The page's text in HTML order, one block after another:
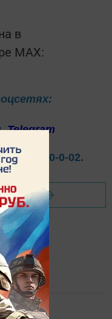
в
MАХ:
Telegram
30-0-02.